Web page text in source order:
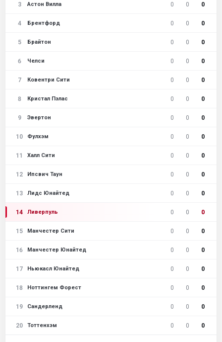
3 Астон Вилла 0 0 0
4 Брентфорд 0 0 0
5 Брайтон 0 0 0
6 Челси 0 0 0
7 Ковентри Сити 0 0 0
8 Кристал Пэлас 0 0 0
9 Эвертон 0 0 0
10 Фулхэм 0 0 0
11 Халл Сити 0 0 0
12 Ипсвич Таун 0 0 0
13 Лидс Юнайтед 0 0 0
14 Ливерпуль 0 0 0
15 Манчестер Сити 0 0 0
16 Манчестер Юнайтед 0 0 0
17 Ньюкасл Юнайтед 0 0 0
18 Ноттингем Форест 0 0 0
19 Сандерленд 0 0 0
20 Тоттенхэм 0 0 0